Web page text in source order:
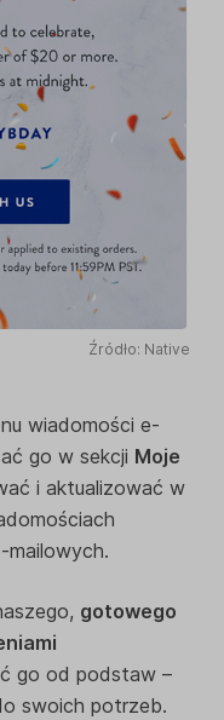
Źródło: Native
wiadomości e-
go w sekcji Moje
i aktualizować w
mailowych.
gotowego
go od podstaw –
swoich potrzeb.